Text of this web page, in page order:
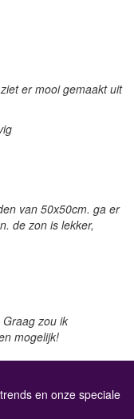
er mooi gemaakt uit
van 50x50cm. ga er
de zon is lekker,
zou ik
mogelijk!
en onze speciale